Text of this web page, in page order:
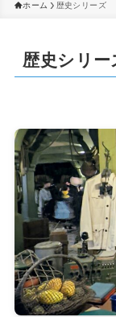
ホーム 歴史シリーズ
歴史シリー